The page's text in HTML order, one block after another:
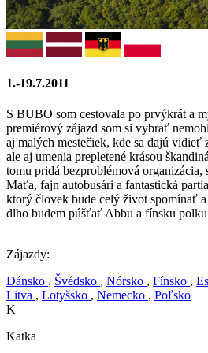
1.-19.7.2011
S BUBO som cestovala po prvýkrát a
premiérový zájazd som si vybrať
aj malých mestečiek, kde sa dajú vidieť
ale aj umenia prepletené krásou
tomu pridá bezproblémová
Maťa, fajn autobusári a fantastická
ktorý človek bude celý život spomínať a
dlho budem púšťať Abbu a fínsku
Zájazdy:
Dánsko , Švédsko , Nórsko , Fínsko ,
Litva , Lotyšsko , Nemecko , Poľsko
K
Katka